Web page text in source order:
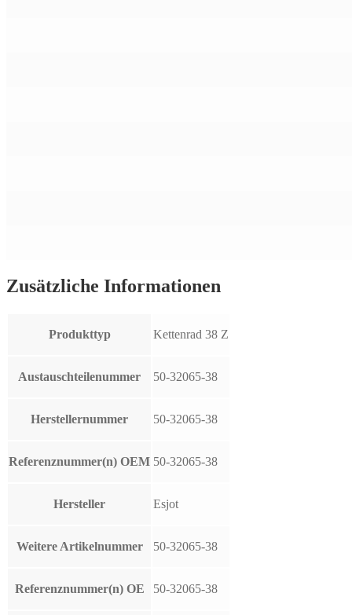
Zusätzliche Informationen
Produkttyp Kettenrad 38 Z
Austauschteilenummer 50-32065-38
Herstellernummer 50-32065-38
Referenznummer(n) OEM 50-32065-38
Hersteller Esjot
Weitere Artikelnummer 50-32065-38
Referenznummer(n) OE 50-32065-38